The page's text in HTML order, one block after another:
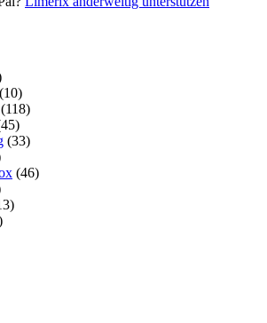
(10)
(118)
(33)
(46)